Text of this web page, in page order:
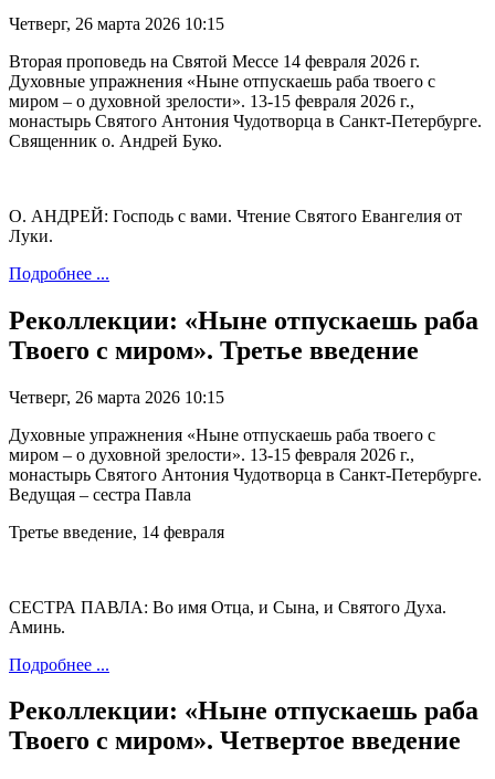
Четверг, 26 марта 2026 10:15
Вторая проповедь на Святой Мессе 14 февраля 2026 г.
Духовные упражнения «Ныне отпускаешь раба твоего с
миром – о духовной зрелости». 13-15 февраля 2026 г.,
монастырь Святого Антония Чудотворца в Санкт-Петербурге.
Священник о. Андрей Буко.
О. АНДРЕЙ: Господь с вами. Чтение Святого Евангелия от
Луки.
Подробнее ...
Реколлекции: «Ныне отпускаешь раба
Твоего с миром». Третье введение
Четверг, 26 марта 2026 10:15
Духовные упражнения «Ныне отпускаешь раба твоего с
миром – о духовной зрелости». 13-15 февраля 2026 г.,
монастырь Святого Антония Чудотворца в Санкт-Петербурге.
Ведущая – сестра Павла
Третье введение, 14 февраля
СЕСТРА ПАВЛА: Во имя Отца, и Сына, и Святого Духа.
Аминь.
Подробнее ...
Реколлекции: «Ныне отпускаешь раба
Твоего с миром». Четвертое введение